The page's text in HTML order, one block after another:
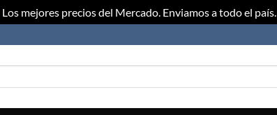
Los mejores precios del Mercado. Enviamos a todo el país.